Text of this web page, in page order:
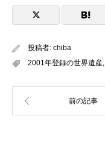
投稿者: chiba
2001年登録の世界遺産,